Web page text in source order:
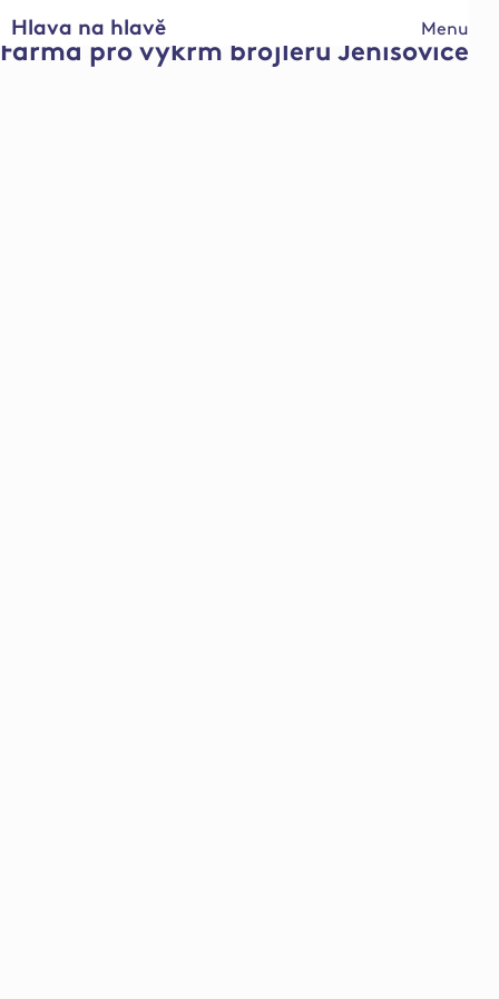
Menu
Hlava na hlavě
Farma pro výkrm brojlerů Jenišovice